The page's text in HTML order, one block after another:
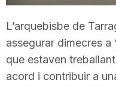
r
L’arquebisbe de
assegurar dimecres a
que estaven
acord i contribuir a